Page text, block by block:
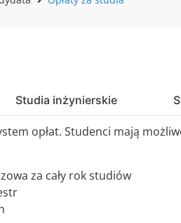
Studia inżynierskie
opłat. Studenci mają
za cały rok studiów